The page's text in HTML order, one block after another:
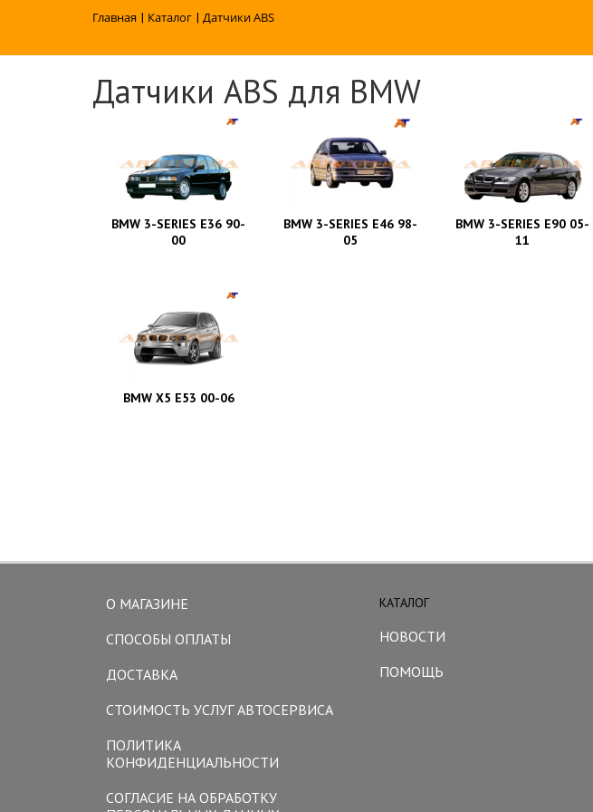
Главная | Каталог | Датчики ABS
Датчики ABS для BMW
BMW 3-SERIES E36 90-
00
BMW 3-SERIES E46 98-
05
BMW 3-SERIES E90 05-
11
BMW X5 E53 00-06
О МАГАЗИНЕ
СПОСОБЫ ОПЛАТЫ
ДОСТАВКА
СТОИМОСТЬ УСЛУГ АВТОСЕРВИСА
КАТАЛОГ
НОВОСТИ
ПОМОЩЬ
ПОЛИТИКА
КОНФИДЕНЦИАЛЬНОСТИ
СОГЛАСИЕ НА ОБРАБОТКУ